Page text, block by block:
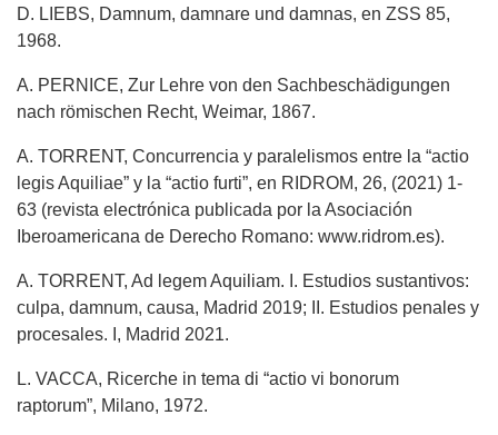
D. LIEBS, Damnum, damnare und damnas, en ZSS 85,
1968.
A. PERNICE, Zur Lehre von den Sachbeschädigungen
nach römischen Recht, Weimar, 1867.
A. TORRENT, Concurrencia y paralelismos entre la “actio
legis Aquiliae” y la “actio furti”, en RIDROM, 26, (2021) 1-
63 (revista electrónica publicada por la Asociación
Iberoamericana de Derecho Romano: www.ridrom.es).
A. TORRENT, Ad legem Aquiliam. I. Estudios sustantivos:
culpa, damnum, causa, Madrid 2019; II. Estudios penales y
procesales. I, Madrid 2021.
L. VACCA, Ricerche in tema di “actio vi bonorum
raptorum”, Milano, 1972.